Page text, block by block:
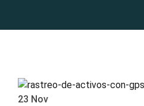
23 Nov